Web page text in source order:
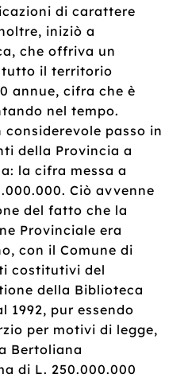
di carattere
iniziò a
che offriva un
tutto il territorio
annue, cifra che è
nel tempo.
considerevole passo in
della Provincia a
la cifra messa a
Ciò avvenne
del fatto che la
Provinciale era
con il Comune di
costitutivi del
della Biblioteca
1992, pur essendo
per motivi di legge,
Bertoliana
di L. 250.000.000